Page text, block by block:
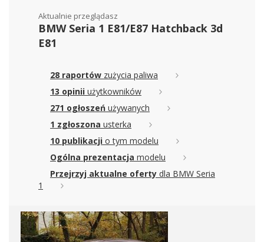
Aktualnie przeglądasz
BMW Seria 1 E81/E87 Hatchback 3d
E81
28 raportów zużycia paliwa
13 opinii użytkowników
271 ogłoszeń używanych
1 zgłoszona usterka
10 publikacji o tym modelu
Ogólna prezentacja modelu
Przejrzyj aktualne oferty dla BMW Seria
1